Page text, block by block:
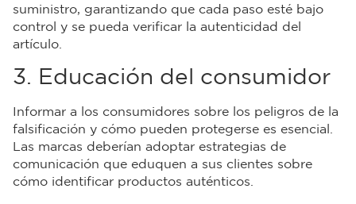
suministro, garantizando que cada paso esté bajo
control y se pueda verificar la autenticidad del
artículo.
3. Educación del consumidor
Informar a los consumidores sobre los peligros de la
falsificación y cómo pueden protegerse es esencial.
Las marcas deberían adoptar estrategias de
comunicación que eduquen a sus clientes sobre
cómo identificar productos auténticos.